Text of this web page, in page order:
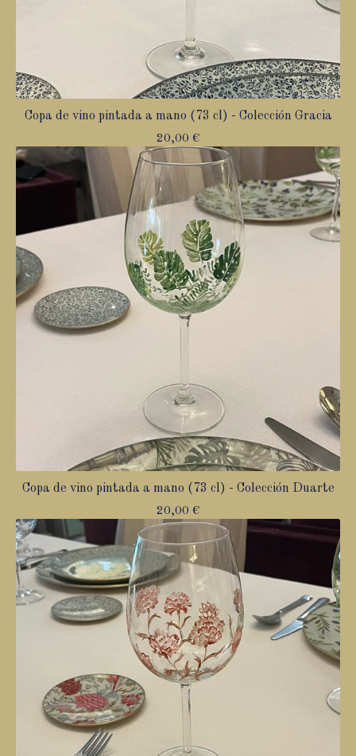
Copa de vino pintada a mano (73 cl) - Colección Gracia
20,00 €
Copa de vino pintada a mano (73 cl) - Colección Duarte
20,00 €